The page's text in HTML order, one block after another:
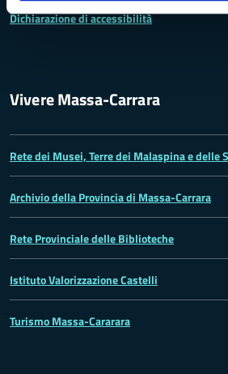
Dichiarazione di accessibilità
Vivere Massa-Carrara
Rete dei Musei, Terre dei Malaspina e delle
Archivio della Provincia di Massa-Carrara
Rete Provinciale delle Biblioteche
Istituto Valorizzazione Castelli
Turismo Massa-Cararara